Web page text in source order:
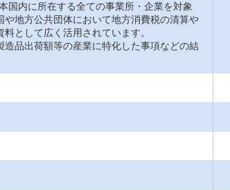
国内に所在する全ての事業所・企業を対象
地方公共団体において地方消費税の清算や
として広く活用されています。
品出荷額等の産業に特化した事項などの結